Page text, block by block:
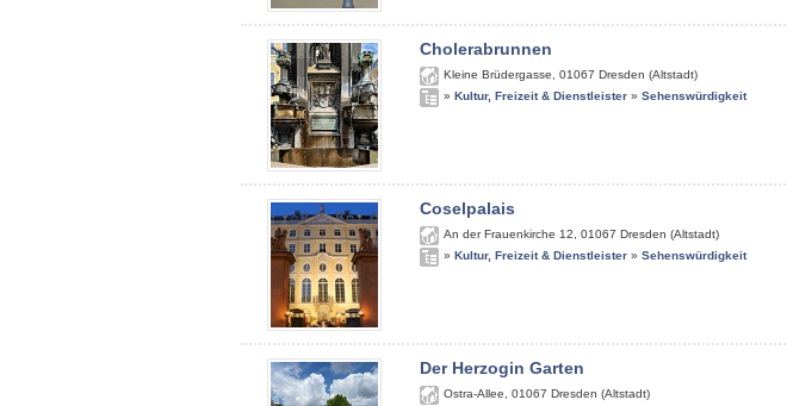
Cholerabrunnen
Kleine Brüdergasse 01067 Dresden (Altstadt)
» Kultur, Freizeit & Dienstleister » Sehenswürdigkeit
Coselpalais
An der Frauenkirche 12 01067 Dresden (Altstadt)
» Kultur, Freizeit & Dienstleister » Sehenswürdigkeit
Der Herzogin Garten
Ostra-Allee 01067 Dresden (Altstadt)